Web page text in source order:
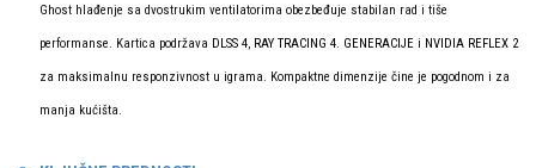
Ghost hlađenje sa dvostrukim ventilatorima obezbeđuje stabilan rad i tiše
performanse. Kartica podržava DLSS 4, RAY TRACING 4. GENERACIJE i NVIDIA REFLEX 2
za maksimalnu responzivnost u igrama. Kompaktne dimenzije čine je pogodnom i za
manja kućišta.